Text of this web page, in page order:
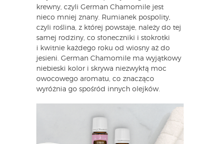
krewny, czyli German Chamomile jest
nieco mniej znany. Rumianek pospolity,
czyli roślina, z której powstaje, należy do tej
samej rodziny, co słoneczniki i stokrotki
i kwitnie każdego roku od wiosny aż do
jesieni. German Chamomile ma wyjątkowy
niebieski kolor i skrywa niezwykłą moc
owocowego aromatu, co znacząco
wyróżnia go spośród innych olejków.